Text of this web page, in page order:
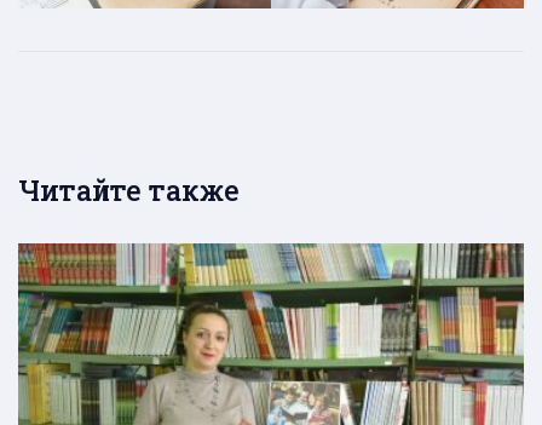
Читайте также